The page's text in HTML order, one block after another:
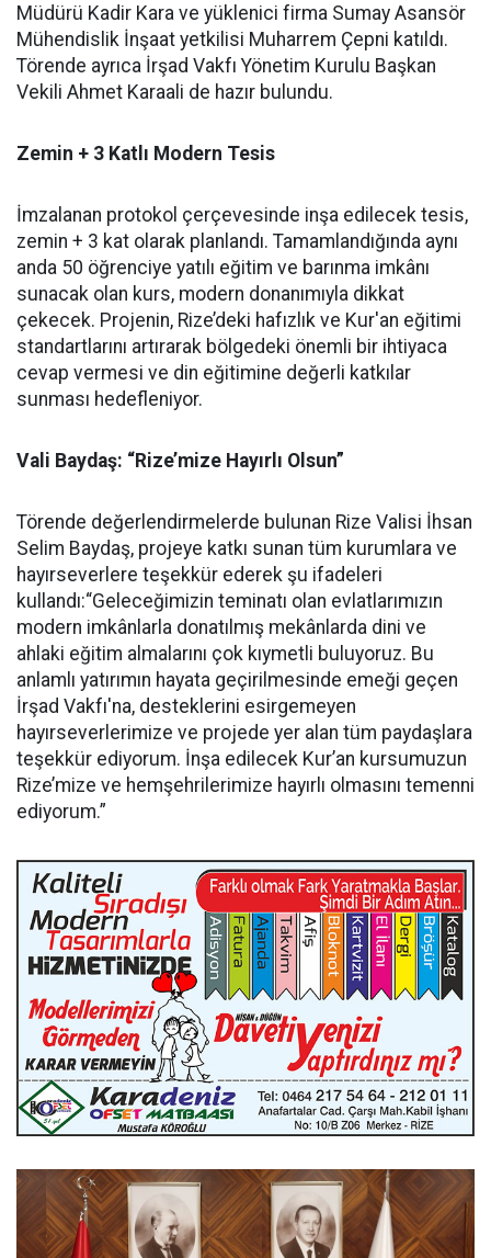
Müdürü Kadir Kara ve yüklenici firma Sumay Asansör
Mühendislik İnşaat yetkilisi Muharrem Çepni katıldı.
Törende ayrıca İrşad Vakfı Yönetim Kurulu Başkan
Vekili Ahmet Karaali de hazır bulundu.
Zemin + 3 Katlı Modern Tesis
İmzalanan protokol çerçevesinde inşa edilecek tesis,
zemin + 3 kat olarak planlandı. Tamamlandığında aynı
anda 50 öğrenciye yatılı eğitim ve barınma imkânı
sunacak olan kurs, modern donanımıyla dikkat
çekecek. Projenin, Rize’deki hafızlık ve Kur'an eğitimi
standartlarını artırarak bölgedeki önemli bir ihtiyaca
cevap vermesi ve din eğitimine değerli katkılar
sunması hedefleniyor.
Vali Baydaş: “Rize’mize Hayırlı Olsun”
Törende değerlendirmelerde bulunan Rize Valisi İhsan
Selim Baydaş, projeye katkı sunan tüm kurumlara ve
hayırseverlere teşekkür ederek şu ifadeleri
kullandı:“Geleceğimizin teminatı olan evlatlarımızın
modern imkânlarla donatılmış mekânlarda dini ve
ahlaki eğitim almalarını çok kıymetli buluyoruz. Bu
anlamlı yatırımın hayata geçirilmesinde emeği geçen
İrşad Vakfı'na, desteklerini esirgemeyen
hayırseverlerimize ve projede yer alan tüm paydaşlara
teşekkür ediyorum. İnşa edilecek Kur’an kursumuzun
Rize’mize ve hemşehrilerimize hayırlı olmasını temenni
ediyorum.”